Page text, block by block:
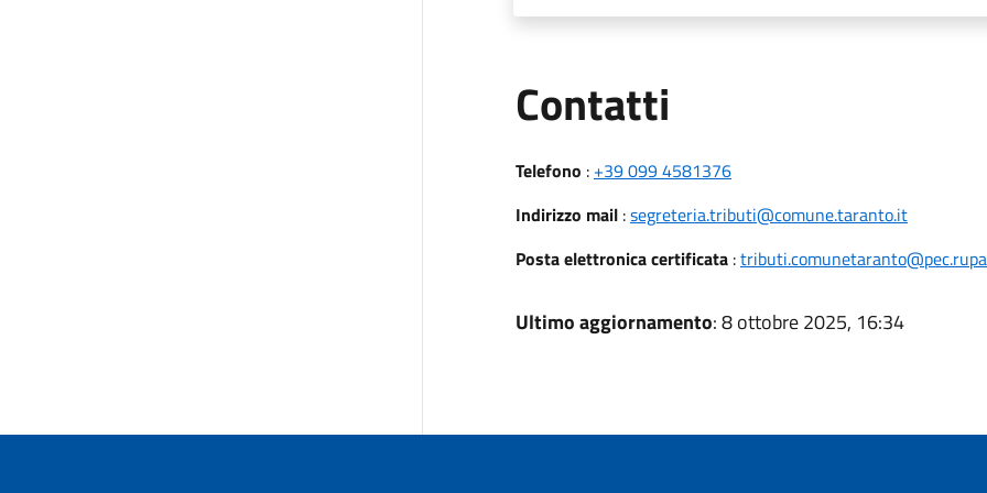
Contatti
Telefono : +39 099 4581376
Indirizzo mail:segreteria.tributi@comune.taranto.it
Posta elettronica certificata:
Ultimo aggiornamento: 8 ottobre 2025, 16:34